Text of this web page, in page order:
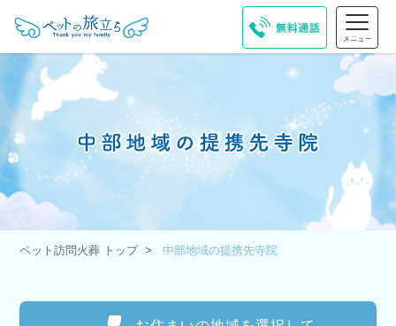
ペット訪問火葬 トップ 中部地域の提携先寺院